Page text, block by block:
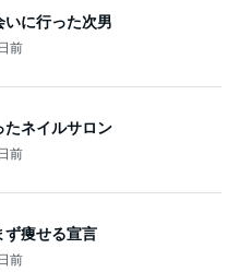
に行った次男
前
たネイルサロン
前
ず痩せる宣言
前